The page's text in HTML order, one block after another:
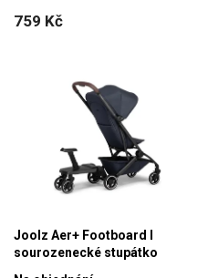
759 Kč
Joolz Aer+ Footboard l
sourozenecké stupátko